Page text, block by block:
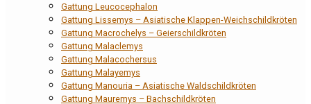
Gattung Leucocephalon
Gattung Lissemys – Asiatische Klappen-Weichschildkröten
Gattung Macrochelys – Geierschildkröten
Gattung Malaclemys
Gattung Malacochersus
Gattung Malayemys
Gattung Manouria – Asiatische Waldschildkröten
Gattung Mauremys – Bachschildkröten